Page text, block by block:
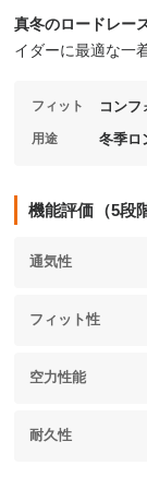
真冬のロードレー
イダーに最適な一
フィット コンフ
用途 冬季ロ
機能評価（5段
通気性
フィット性
空力性能
耐久性